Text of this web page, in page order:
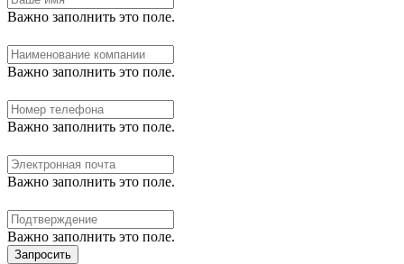
Важно заполнить это поле.
Важно заполнить это поле.
Важно заполнить это поле.
Важно заполнить это поле.
Важно заполнить это поле.
Запросить